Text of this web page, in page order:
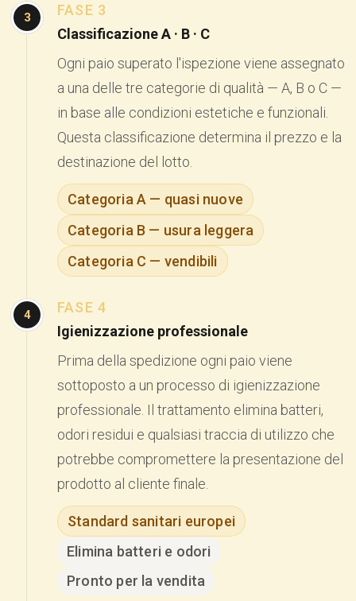
3
FASE 3
Classificazione A · B · C
Ogni paio superato l'ispezione viene assegnato
a una delle tre categorie di qualità — A, B o C —
in base alle condizioni estetiche e funzionali.
Questa classificazione determina il prezzo e la
destinazione del lotto.
Categoria A — quasi nuove
Categoria B — usura leggera
Categoria C — vendibili
4
FASE 4
Igienizzazione professionale
Prima della spedizione ogni paio viene
sottoposto a un processo di igienizzazione
professionale. Il trattamento elimina batteri,
odori residui e qualsiasi traccia di utilizzo che
potrebbe compromettere la presentazione del
prodotto al cliente finale.
Standard sanitari europei
Elimina batteri e odori
Pronto per la vendita